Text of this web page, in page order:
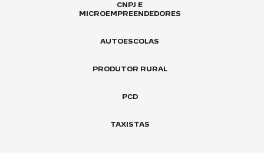
CNPJ E
MICROEMPREENDEDORES
AUTOESCOLAS
PRODUTOR RURAL
PCD
TAXISTAS